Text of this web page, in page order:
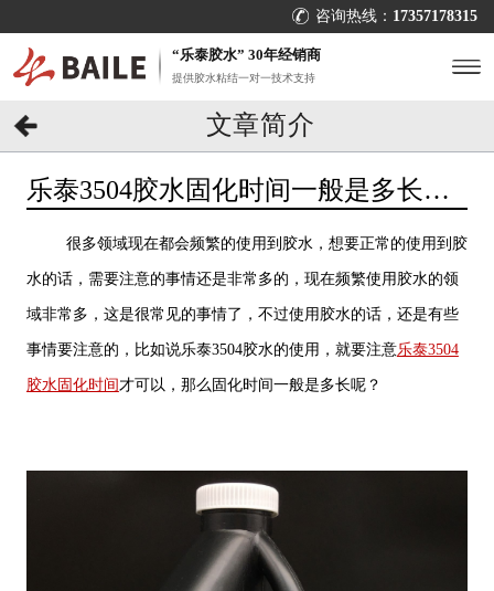
咨询热线： 17357178315
“乐泰胶水” 30年经销商
提供胶水粘结一对一技术支持
文章简介
乐泰3504胶水固化时间一般是多长时
很多领域现在都会频繁的使用到胶水，想要正常的使用到胶
水的话，需要注意的事情还是非常多的，现在频繁使用胶水的领
域非常多，这是很常见的事情了，不过使用胶水的话，还是有些
事情要注意的，比如说乐泰3504胶水的使用，就要注意乐泰3504
胶水固化时间才可以，那么固化时间一般是多长呢？